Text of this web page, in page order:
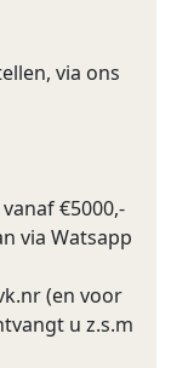
via ons
€5000,-
via Watsapp
(en voor
u z.s.m